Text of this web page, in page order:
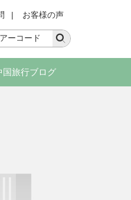
| お客様の声
国旅行ブログ